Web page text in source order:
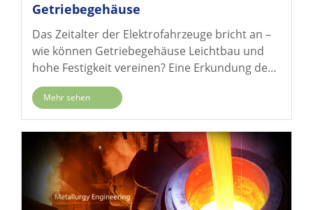
Getriebegehäuse
Das Zeitalter der Elektrofahrzeuge bricht an –
wie können Getriebegehäuse Leichtbau und
hohe Festigkeit vereinen? Eine Erkundung des
Materialwandels von Gusseisen zu
Aluminiumlegierungen und wie
Strömungsanalysen Fertigungsdefekte
verhindern.
Mehr sehen